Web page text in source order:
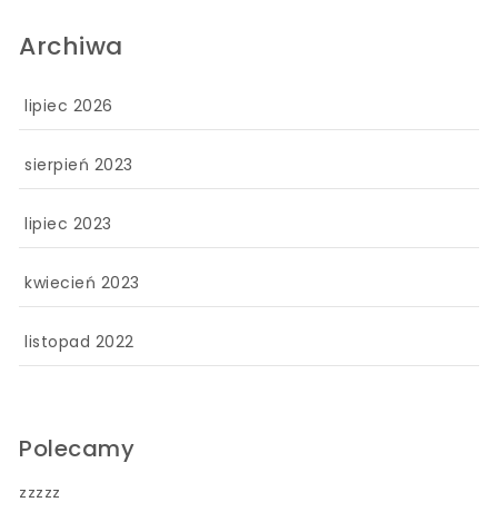
Archiwa
lipiec 2026
sierpień 2023
lipiec 2023
kwiecień 2023
listopad 2022
Polecamy
zzzzz